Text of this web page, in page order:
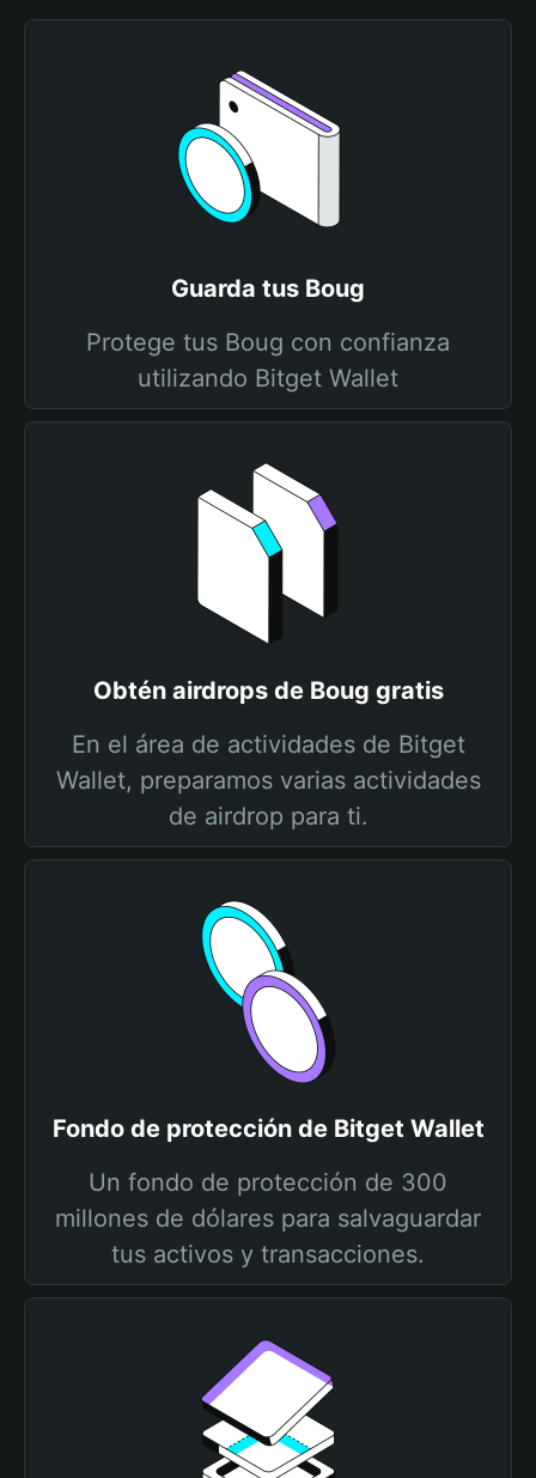
Guarda tus Boug
Protege tus Boug con confianza
utilizando Bitget Wallet
Obtén airdrops de Boug gratis
En el área de actividades de Bitget
Wallet, preparamos varias actividades
de airdrop para ti.
Fondo de protección de Bitget Wallet
Un fondo de protección de 300
millones de dólares para salvaguardar
tus activos y transacciones.